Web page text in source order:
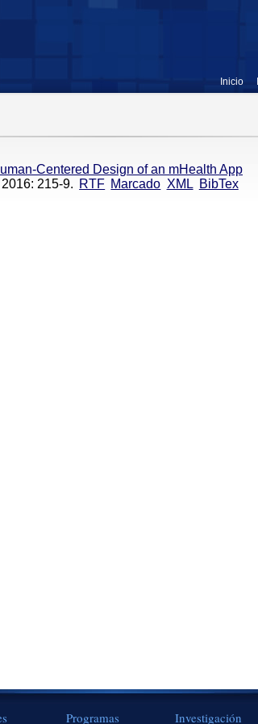
Inicio
Centered Design of an mHealth App
2016: 215-9. RTF Marcado XML BibTex
Programas Investigación